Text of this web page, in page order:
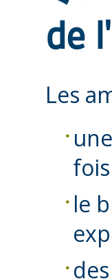
de
Les
le